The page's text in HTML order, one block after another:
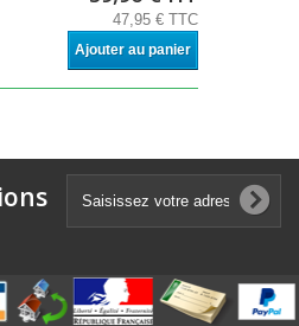
47,95 € TTC
Ajouter au panier